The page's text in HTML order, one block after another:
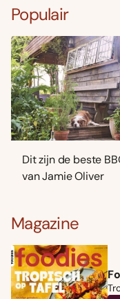
Populair
Dit zijn de beste
van Jamie Oliver
Magazine